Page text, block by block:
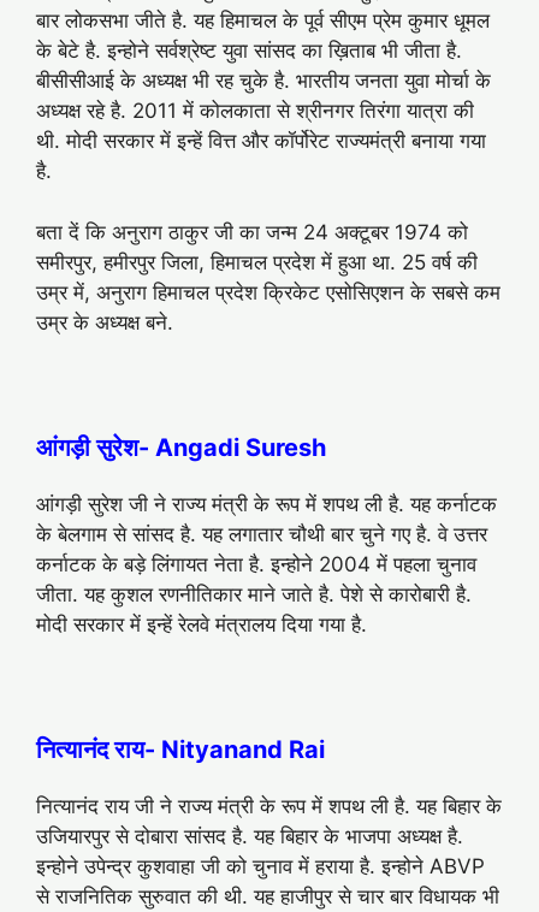
बार लोकसभा जीते है. यह हिमाचल के पूर्व सीएम प्रेम कुमार धूमल
के बेटे है. इन्होने सर्वश्रेष्ट युवा सांसद का ख़िताब भी जीता है.
बीसीसीआई के अध्यक्ष भी रह चुके है. भारतीय जनता युवा मोर्चा के
अध्यक्ष रहे है. 2011 में कोलकाता से श्रीनगर तिरंगा यात्रा की
थी. मोदी सरकार में इन्हें वित्त और कॉर्पोरेट राज्यमंत्री बनाया गया
है.
बता दें कि अनुराग ठाकुर जी का जन्म 24 अक्टूबर 1974 को
समीरपुर, हमीरपुर जिला, हिमाचल प्रदेश में हुआ था. 25 वर्ष की
उम्र में, अनुराग हिमाचल प्रदेश क्रिकेट एसोसिएशन के सबसे कम
उम्र के अध्यक्ष बने.
आंगड़ी सुरेश- Angadi Suresh
आंगड़ी सुरेश जी ने राज्य मंत्री के रूप में शपथ ली है. यह कर्नाटक
के बेलगाम से सांसद है. यह लगातार चौथी बार चुने गए है. वे उत्तर
कर्नाटक के बड़े लिंगायत नेता है. इन्होने 2004 में पहला चुनाव
जीता. यह कुशल रणनीतिकार माने जाते है. पेशे से कारोबारी है.
मोदी सरकार में इन्हें रेलवे मंत्रालय दिया गया है.
नित्यानंद राय- Nityanand Rai
नित्यानंद राय जी ने राज्य मंत्री के रूप में शपथ ली है. यह बिहार के
उजियारपुर से दोबारा सांसद है. यह बिहार के भाजपा अध्यक्ष है.
इन्होने उपेन्द्र कुशवाहा जी को चुनाव में हराया है. इन्होने ABVP
से राजनितिक सुरुवात की थी. यह हाजीपुर से चार बार विधायक भी